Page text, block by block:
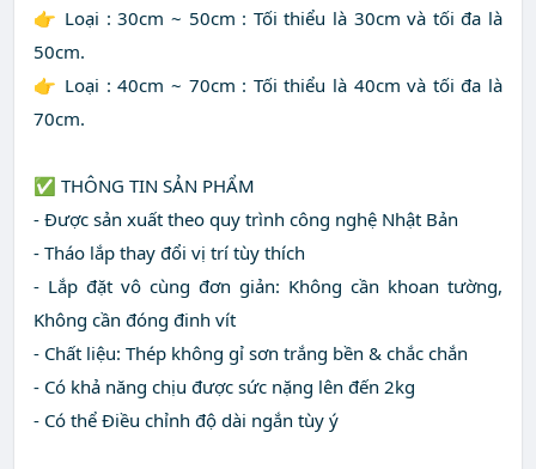
👉 Loại : 30cm ~ 50cm : Tối thiểu là 30cm và tối đa là
50cm.
👉 Loại : 40cm ~ 70cm : Tối thiểu là 40cm và tối đa là
70cm.
✅ THÔNG TIN SẢN PHẨM
- Được sản xuất theo quy trình công nghệ Nhật Bản
- Tháo lắp thay đổi vị trí tùy thích
- Lắp đặt vô cùng đơn giản: Không cần khoan tường,
Không cần đóng đinh vít
- Chất liệu: Thép không gỉ sơn trắng bền & chắc chắn
- Có khả năng chịu được sức nặng lên đến 2kg
- Có thể Điều chỉnh độ dài ngắn tùy ý